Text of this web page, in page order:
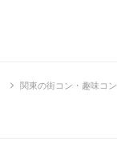
関東の街コン・趣味コン